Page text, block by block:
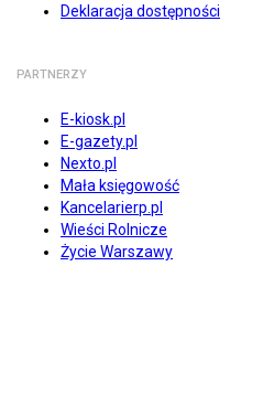
Deklaracja dostępności
PARTNERZY
E-kiosk.pl
E-gazety.pl
Nexto.pl
Mała księgowość
Kancelarierp.pl
Wieści Rolnicze
Życie Warszawy